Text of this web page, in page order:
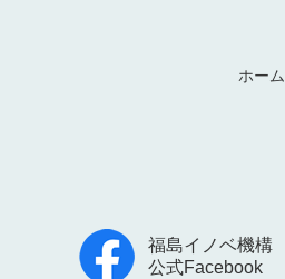
ホーム
福島イノベ機構
公式Facebook